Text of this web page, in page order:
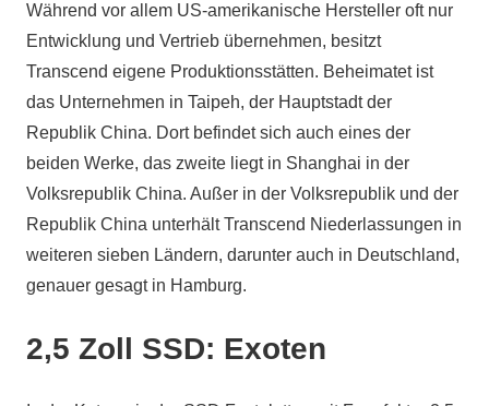
Während vor allem US-amerikanische Hersteller oft nur
Entwicklung und Vertrieb übernehmen, besitzt
Transcend eigene Produktionsstätten. Beheimatet ist
das Unternehmen in Taipeh, der Hauptstadt der
Republik China. Dort befindet sich auch eines der
beiden Werke, das zweite liegt in Shanghai in der
Volksrepublik China. Außer in der Volksrepublik und der
Republik China unterhält Transcend Niederlassungen in
weiteren sieben Ländern, darunter auch in Deutschland,
genauer gesagt in Hamburg.
2,5 Zoll SSD: Exoten